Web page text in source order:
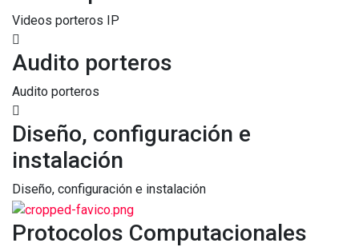
Videos porteros IP
Audito porteros
Audito porteros
Diseño, configuración e
instalación
Diseño, configuración e instalación
Protocolos Computacionales